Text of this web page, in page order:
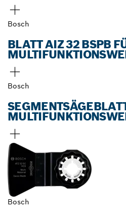
Bosch
BLATT AIZ 32 BSPB
Bosch
Bosch